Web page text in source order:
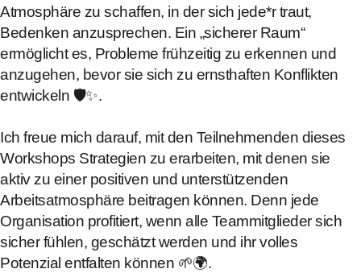
Atmosphäre zu schaffen, in der sich jede*r traut,
Bedenken anzusprechen. Ein „sicherer Raum“
ermöglicht es, Probleme frühzeitig zu erkennen und
anzugehen, bevor sie sich zu ernsthaften Konflikten
entwickeln 🛡️✨.
Ich freue mich darauf, mit den Teilnehmenden dieses
Workshops Strategien zu erarbeiten, mit denen sie
aktiv zu einer positiven und unterstützenden
Arbeitsatmosphäre beitragen können. Denn jede
Organisation profitiert, wenn alle Teammitglieder sich
sicher fühlen, geschätzt werden und ihr volles
Potenzial entfalten können 🌱🌍.